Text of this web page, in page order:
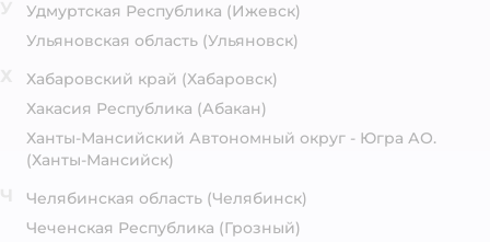
Удмуртская Республика (Ижевск)
Ульяновская область (Ульяновск)
Хабаровский край (Хабаровск)
Хакасия Республика (Абакан)
Ханты-Мансийский Автономный округ - Югра АО.
(Ханты-Мансийск)
Челябинская область (Челябинск)
Чеченская Республика (Грозный)